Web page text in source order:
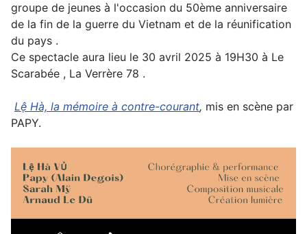
groupe de jeunes à l'occasion du 50ème anniversaire
de la fin de la guerre du Vietnam et de la réunification
du pays .
Ce spectacle aura lieu le 30 avril 2025 à 19H30 à Le
Scarabée , La Verrère 78 .
Lệ Hà, la mémoire à contre-courant, mis en scène par
PAPY.